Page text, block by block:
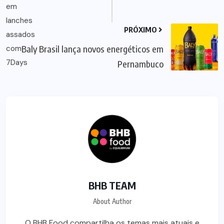
PRÓXIMO
Baly Brasil lança novos energéticos em
Pernambuco
BHB TEAM
About Author